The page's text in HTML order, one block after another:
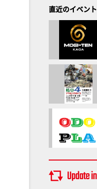
直近のイベント